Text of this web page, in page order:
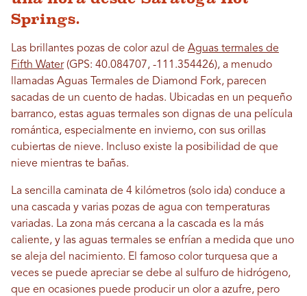
Springs.
Las brillantes pozas de color azul de Aguas termales de
Fifth Water(GPS: 40.084707, -111.354426), a menudo
llamadas Aguas Termales de Diamond Fork, parecen
sacadas de un cuento de hadas. Ubicadas en un pequeño
barranco, estas aguas termales son dignas de una película
romántica, especialmente en invierno, con sus orillas
cubiertas de nieve. Incluso existe la posibilidad de que
nieve mientras te bañas.
La sencilla caminata de 4 kilómetros (solo ida) conduce a
una cascada y varias pozas de agua con temperaturas
variadas. La zona más cercana a la cascada es la más
caliente, y las aguas termales se enfrían a medida que uno
se aleja del nacimiento. El famoso color turquesa que a
veces se puede apreciar se debe al sulfuro de hidrógeno,
que en ocasiones puede producir un olor a azufre, pero